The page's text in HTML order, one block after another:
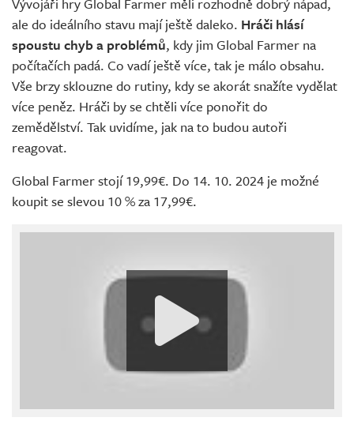
ale do ideálního stavu mají ještě daleko. Hráči hlásí
spoustu chyb a problémů, kdy jim Global Farmer na
počítačích padá. Co vadí ještě více, tak je málo obsahu.
Vše brzy sklouzne do rutiny, kdy se akorát snažíte vydělat
více peněz. Hráči by se chtěli více ponořit do
zemědělství. Tak uvidíme, jak na to budou autoři
reagovat.
Global Farmer stojí 19,99€. Do 14. 10. 2024 je možné
koupit se slevou 10 % za 17,99€.